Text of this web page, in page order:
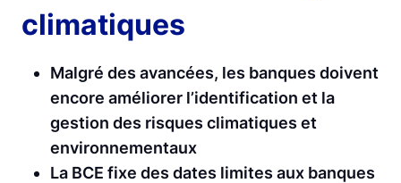
climatiques
Malgré des avancées, les banques doivent
encore améliorer l’identification et la
gestion des risques climatiques et
environnementaux
La BCE fixe des dates limites aux banques